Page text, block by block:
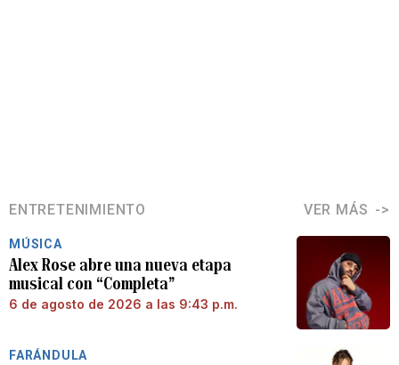
ENTRETENIMIENTO VER MÁS
MÚSICA
Alex Rose abre una nueva etapa
musical con “Completa”
6 de agosto de 2026 a las 9:43 p.m.
FARÁNDULA